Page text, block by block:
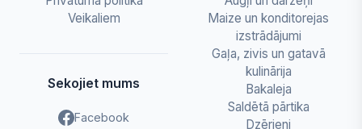
Veikaliem
Sekojiet mums
Facebook
Maize un konditorejas
izstrādājumi
Gaļa, zivis un gatavā
kulinārija
Bakaleja
Saldētā pārtika
Dzērieni